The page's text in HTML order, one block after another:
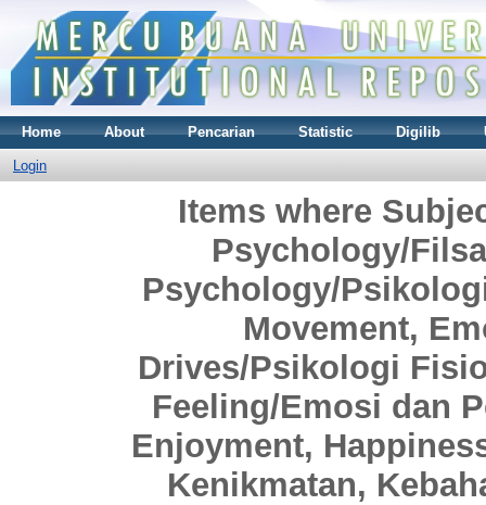
Home About Pencarian Statistic Digilib
Login
Items where
Psychology/
Psychology/
Movement,
Drives/Psikologi
Feeling/Emosi dan
Enjoyment,
Kenikmatan,